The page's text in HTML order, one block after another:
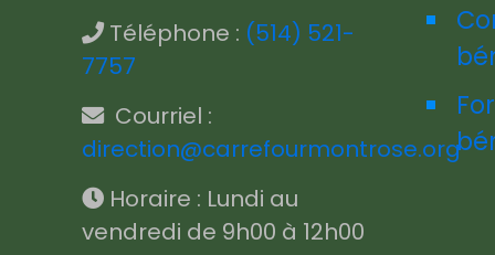
Téléphone : (514) 521-
7757
Courriel :
direction@carrefourmontrose.org
Horaire : Lundi au
vendredi de 9h00 à 12h00